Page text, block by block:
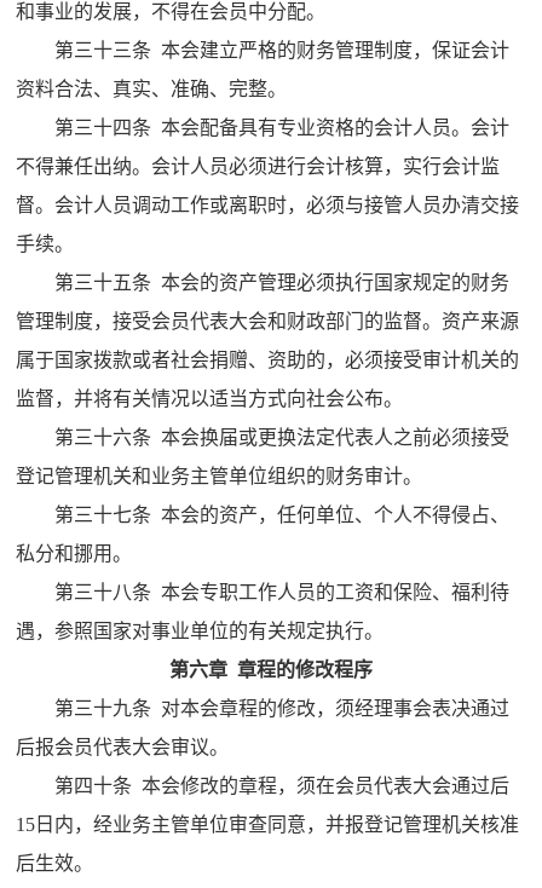
和事业的发展，不得在会员中分配。
第三十三条 本会建立严格的财务管理制度，保证会计
资料合法、真实、准确、完整。
第三十四条 本会配备具有专业资格的会计人员。会计
不得兼任出纳。会计人员必须进行会计核算，实行会计监
督。会计人员调动工作或离职时，必须与接管人员办清交接
手续。
第三十五条 本会的资产管理必须执行国家规定的财务
管理制度，接受会员代表大会和财政部门的监督。资产来源
属于国家拨款或者社会捐赠、资助的，必须接受审计机关的
监督，并将有关情况以适当方式向社会公布。
第三十六条 本会换届或更换法定代表人之前必须接受
登记管理机关和业务主管单位组织的财务审计。
第三十七条 本会的资产，任何单位、个人不得侵占、
私分和挪用。
第三十八条 本会专职工作人员的工资和保险、福利待
遇，参照国家对事业单位的有关规定执行。
第六章 章程的修改程序
第三十九条 对本会章程的修改，须经理事会表决通过
后报会员代表大会审议。
第四十条 本会修改的章程，须在会员代表大会通过后
15日内，经业务主管单位审查同意，并报登记管理机关核准
后生效。